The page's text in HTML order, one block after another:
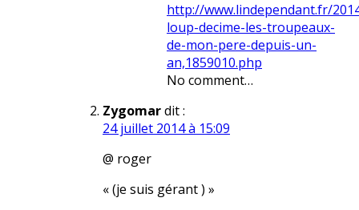
http://www.lindependant.fr/
loup-decime-les-troupeaux-
de-mon-pere-depuis-un-
an,1859010.php
No comment…
Zygomardit :
24 juillet 2014 à 15:09
@ roger
« (je suis gérant ) »